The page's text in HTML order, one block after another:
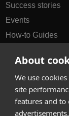
About
We use
site
features and to
advertisements.
Success stories
Events
How-to Guides
United